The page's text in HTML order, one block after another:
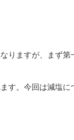
りますが、まず第
す。今回は減塩に